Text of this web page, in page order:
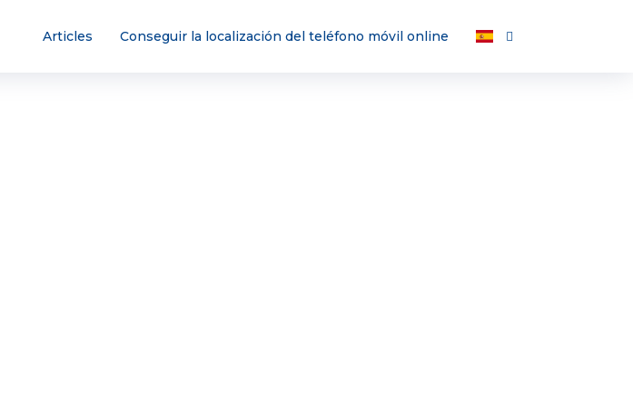
Articles Conseguir la localización del teléfono móvil online